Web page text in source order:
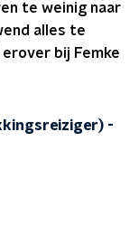
te weinig naar
alles te
bij Femke
-